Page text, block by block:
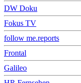
DW Doku
Fokus TV
follow me.reports
Frontal
Galileo